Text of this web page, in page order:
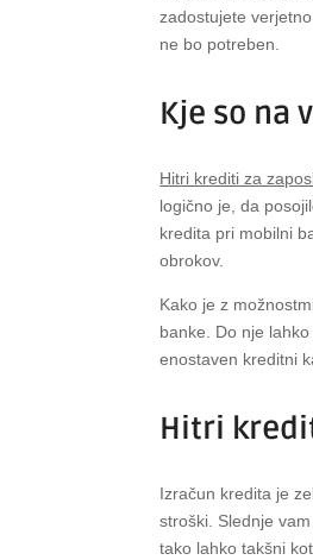
zadostujete
ne bo potreben.
Kje so na
Hitri krediti za
logično je, da
kredita pri mobilni
obrokov.
Kako je z
banke. Do nje
enostaven kreditni
Hitri
Izračun kredita je
stroški. Slednje
tako lahko takšni